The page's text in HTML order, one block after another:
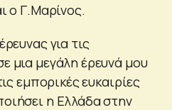
ο Γ.Μαρίνος.
για τις
μια μεγάλη έρευνά μου
εμπορικές ευκαιρίες
η Ελλάδα στην